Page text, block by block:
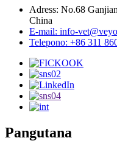
Adress: No.68
China
E-mail: info-
Telepono: +86 311
Pangutana